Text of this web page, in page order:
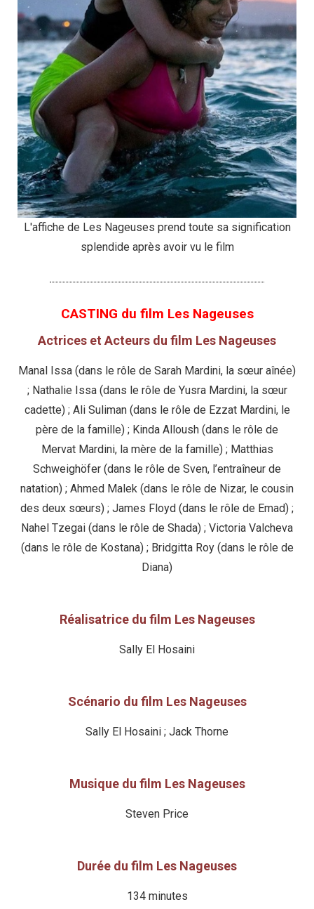
L'affiche de Les Nageuses prend toute sa signification
splendide après avoir vu le film
CASTING du film Les Nageuses
Actrices et Acteurs du film Les Nageuses
Manal Issa (dans le rôle de Sarah Mardini, la sœur aînée)
; Nathalie Issa (dans le rôle de Yusra Mardini, la sœur
cadette) ; Ali Suliman (dans le rôle de Ezzat Mardini, le
père de la famille) ; Kinda Alloush (dans le rôle de
Mervat Mardini, la mère de la famille) ; Matthias
Schweighöfer (dans le rôle de Sven, l’entraîneur de
natation) ; Ahmed Malek (dans le rôle de Nizar, le cousin
des deux sœurs) ; James Floyd (dans le rôle de Emad) ;
Nahel Tzegai (dans le rôle de Shada) ; Victoria Valcheva
(dans le rôle de Kostana) ; Bridgitta Roy (dans le rôle de
Diana)
Réalisatrice du film Les Nageuses
Sally El Hosaini
Scénario du film Les Nageuses
Sally El Hosaini ; Jack Thorne
Musique du film Les Nageuses
Steven Price
Durée du film Les Nageuses
134 minutes